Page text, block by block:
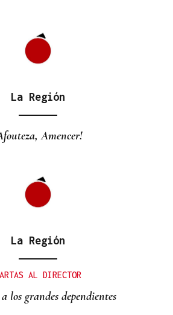
La Región
Amencer!
La Región
AL DIRECTOR
los grandes dependientes